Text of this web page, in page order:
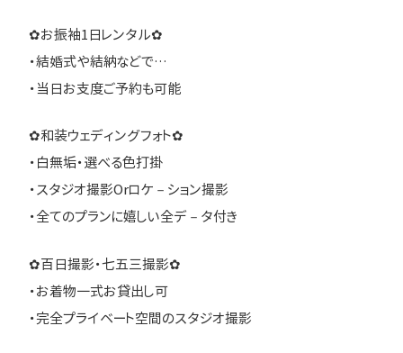
✿お振袖1日レンタル✿
・結婚式や結納などで…
・当日お支度ご予約も可能
✿和装ウェディングフォト✿
・白無垢・選べる色打掛
・スタジオ撮影Orロケ－ション撮影
・全てのプランに嬉しい全デ－タ付き
✿百日撮影・七五三撮影✿
・お着物一式お貸出し可
・完全プライベート空間のスタジオ撮影